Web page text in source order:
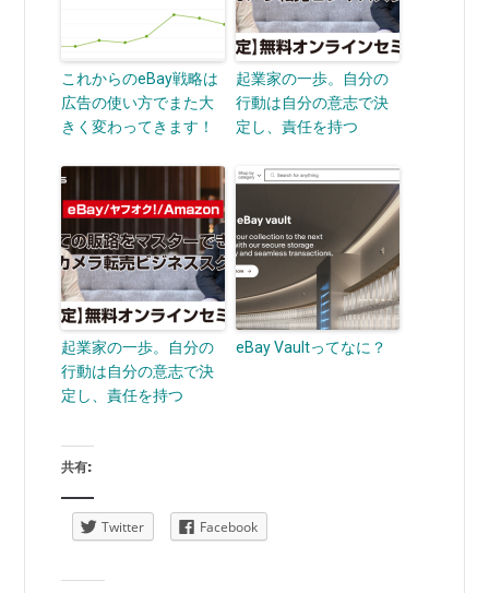
これからのeBay戦略は
広告の使い方でまた大
きく変わってきます！
起業家の一歩。自分の
行動は自分の意志で決
定し、責任を持つ
起業家の一歩。自分の
行動は自分の意志で決
定し、責任を持つ
eBay Vaultってなに？
共有:
Twitter Facebook